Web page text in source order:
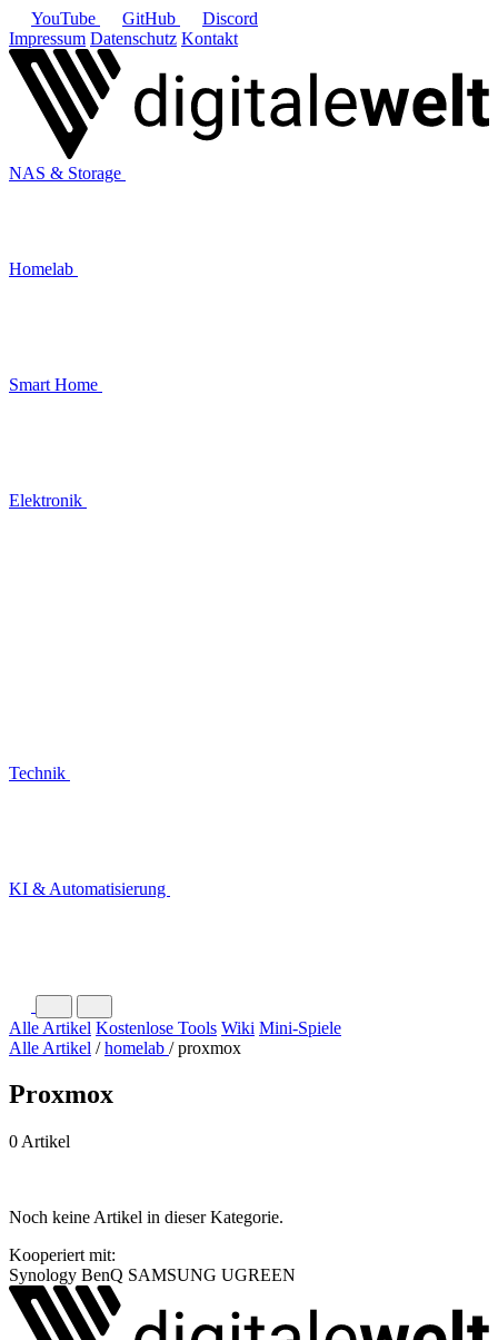
YouTube GitHub
Discord
Impressum Datenschutz Kontakt
NAS & Storage
Homelab
Smart Home
Elektronik
Technik
KI & Automatisierung
Alle Artikel Kostenlose Tools Wiki Mini-Spiele
Alle Artikel / homelab / proxmox
Proxmox
0 Artikel
Noch keine Artikel in dieser Kategorie.
Kooperiert mit:
Synology BenQ SAMSUNG UGREEN